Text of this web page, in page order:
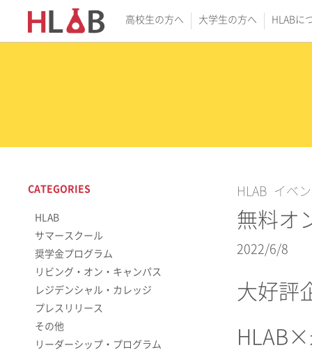
高校生の方へ 大学生の方へ HLABに
HLAB イベ
無料オ
2022/6/8
大好評
HLAB×
CATEGORIES
HLAB
サマースクール
奨学金プログラム
リビング・オン・キャンパス
レジデンシャル・カレッジ
プレスリリース
その他
リーダーシップ・プログラム